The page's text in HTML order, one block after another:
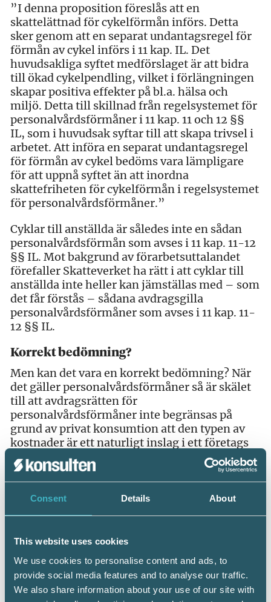
Consent Details About
This website uses cookies
We use cookies to personalise content and ads, to
provide social media features and to analyse our traffic.
We also share information about your use of our site with
”I denna proposition föreslås att en
skattelättnad för cykelförmån införs. Detta
sker genom att en separat undantagsregel för
förmån av cykel införs i 11 kap. IL. Det
huvudsakliga syftet medförslaget är att bidra
till ökad cykelpendling, vilket i förlängningen
skapar positiva effekter på bl.a. hälsa och
miljö. Detta till skillnad från regelsystemet för
personalvårdsförmåner i 11 kap. 11 och 12 §§
IL, som i huvudsak syftar till att skapa trivsel i
arbetet. Att införa en separat undantagsregel
för förmån av cykel bedöms vara lämpligare
för att uppnå syftet än att inordna
skattefriheten för cykelförmån i regelsystemet
för personalvårdsförmåner.”
Cyklar till anställda är således inte en sådan
personalvårdsförmån som avses i 11 kap. 11-12
§§ IL. Mot bakgrund av förarbetsuttalandet
förefaller Skatteverket ha rätt i att cyklar till
anställda inte heller kan jämställas med – som
det får förstås – sådana avdragsgilla
personalvårdsförmåner som avses i 11 kap. 11-
12 §§ IL.
Korrekt bedömning?
Men kan det vara en korrekt bedömning? När
det gäller personalvårdsförmåner så är skälet
till att avdragsrätten för
personalvårdsförmåner inte begränsas på
grund av privat konsumtion att den typen av
kostnader är ett naturligt inslag i ett företags
verksamhet och att marknadsvärdet är
begränsat7). Detsamma kan anföras vad gäller
cykelförmån. Cykelförmånen riktar sig hela
personalen och den avser ett begränsat belopp
(högst 3 000 kr/år). Till detta kommer – icke
följer med cykelförmån, något som – vad
gäller hälsoaspekterna – kan anses utgöra en
form av friskvård.
Mot bakgrund av att 11 kap. 12 a § IL är en ny